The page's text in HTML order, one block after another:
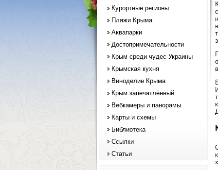
Курортные регионы
Пляжи Крыма
Аквапарки
Достопримечательности
Крым среди чудес Украины
Крымская кухня
Виноделие Крыма
Крым запечатлённый...
Вебкамеры и панорамы
Карты и схемы
Библиотека
Ссылки
Статьи